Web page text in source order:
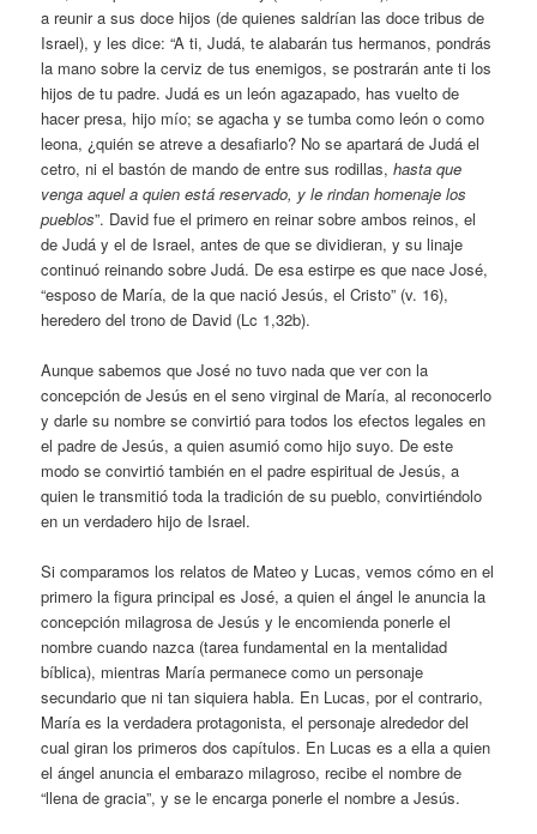
a reunir a sus doce hijos (de quienes saldrían las doce tribus de
Israel), y les dice: “A ti, Judá, te alabarán tus hermanos, pondrás
la mano sobre la cerviz de tus enemigos, se postrarán ante ti los
hijos de tu padre. Judá es un león agazapado, has vuelto de
hacer presa, hijo mío; se agacha y se tumba como león o como
leona, ¿quién se atreve a desafiarlo? No se apartará de Judá el
cetro, ni el bastón de mando de entre sus rodillas,hasta que
venga aquel a quien está reservado, y le rindan homenaje los
pueblos”. David fue el primero en reinar sobre ambos reinos, el
de Judá y el de Israel, antes de que se dividieran, y su linaje
continuó reinando sobre Judá. De esa estirpe es que nace José,
“esposo de María, de la que nació Jesús, el Cristo” (v. 16),
heredero del trono de David (Lc 1,32b).
Aunque sabemos que José no tuvo nada que ver con la
concepción de Jesús en el seno virginal de María, al reconocerlo
y darle su nombre se convirtió para todos los efectos legales en
el padre de Jesús, a quien asumió como hijo suyo. De este
modo se convirtió también en el padre espiritual de Jesús, a
quien le transmitió toda la tradición de su pueblo, convirtiéndolo
en un verdadero hijo de Israel.
Si comparamos los relatos de Mateo y Lucas, vemos cómo en el
primero la figura principal es José, a quien el ángel le anuncia la
concepción milagrosa de Jesús y le encomienda ponerle el
nombre cuando nazca (tarea fundamental en la mentalidad
bíblica), mientras María permanece como un personaje
secundario que ni tan siquiera habla. En Lucas, por el contrario,
María es la verdadera protagonista, el personaje alrededor del
cual giran los primeros dos capítulos. En Lucas es a ella a quien
el ángel anuncia el embarazo milagroso, recibe el nombre de
“llena de gracia”, y se le encarga ponerle el nombre a Jesús.